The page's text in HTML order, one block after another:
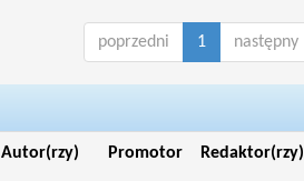
poprzedni 1 następny
Autor(rzy) Promotor Redaktor(rzy)